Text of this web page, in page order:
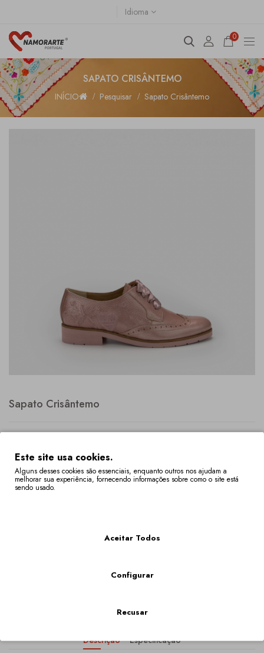
Idioma
0
SAPATO CRISÂNTEMO
INÍCIO Pesquisar Sapato Crisântemo
Sapato Crisântemo
149,00€
Descrição Especificação
Este site usa cookies.
Alguns desses cookies são essenciais, enquanto outros nos ajudam a
melhorar sua experiência, fornecendo informações sobre como o site está
sendo usado.
Aceitar Todos
Configurar
Recusar